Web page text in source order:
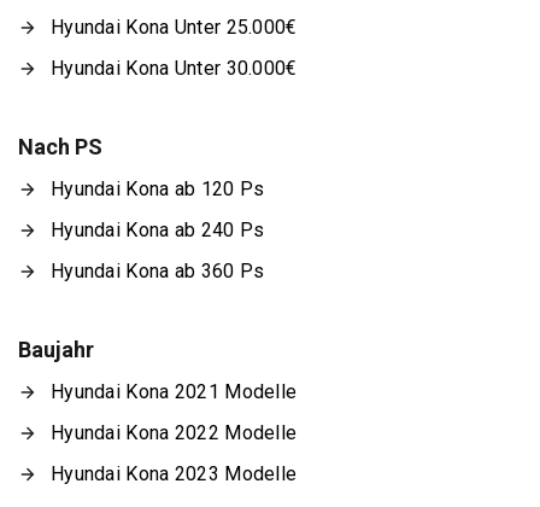
Hyundai Kona Unter 25.000€
Hyundai Kona Unter 30.000€
Nach PS
Hyundai Kona ab 120 Ps
Hyundai Kona ab 240 Ps
Hyundai Kona ab 360 Ps
Baujahr
Hyundai Kona 2021 Modelle
Hyundai Kona 2022 Modelle
Hyundai Kona 2023 Modelle